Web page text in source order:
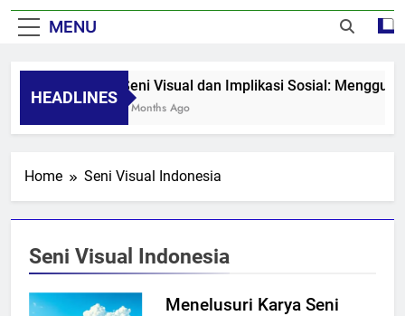
MENU
HEADLINES
Seni Visual dan Implikasi Sosial:
8 Months Ago
Home Seni Visual Indonesia
Seni Visual Indonesia
Menelusuri Karya Seni